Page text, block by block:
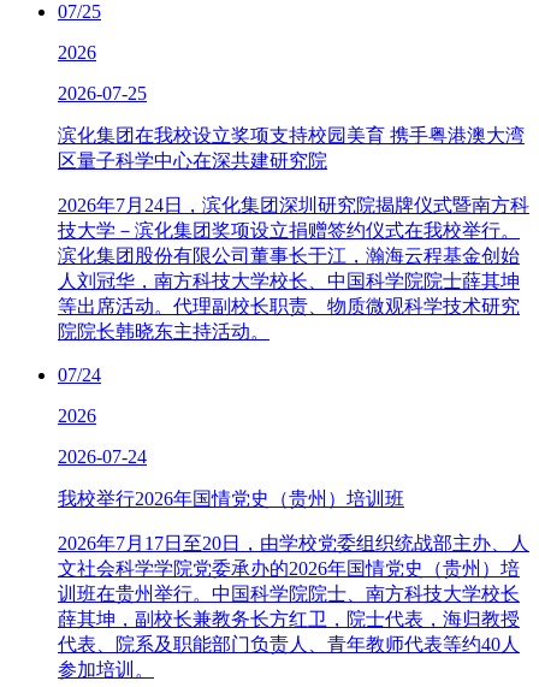
07/25
2026
2026-07-25
滨化集团在我校设立奖项支持校园美育 携手粤港澳大湾
区量子科学中心在深共建研究院
2026年7月24日，滨化集团深圳研究院揭牌仪式暨南方科
技大学－滨化集团奖项设立捐赠签约仪式在我校举行。
滨化集团股份有限公司董事长于江，瀚海云程基金创始
人刘冠华，南方科技大学校长、中国科学院院士薛其坤
等出席活动。代理副校长职责、物质微观科学技术研究
院院长韩晓东主持活动。
07/24
2026
2026-07-24
我校举行2026年国情党史（贵州）培训班
2026年7月17日至20日，由学校党委组织统战部主办、人
文社会科学学院党委承办的2026年国情党史（贵州）培
训班在贵州举行。中国科学院院士、南方科技大学校长
薛其坤，副校长兼教务长方红卫，院士代表，海归教授
代表、院系及职能部门负责人、青年教师代表等约40人
参加培训。